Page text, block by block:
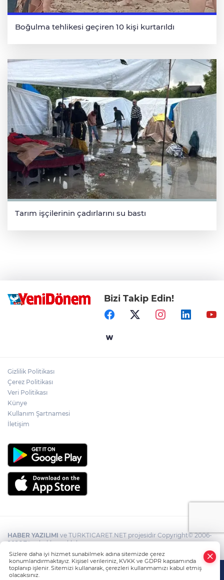
Boğulma tehlikesi geçiren 10 kişi kurtarıldı
Tarım işçilerinin çadırlarını su bastı
Bizi Takip Edin!
Gizlilik Politikası
Çerez Politikası
Veri Politikası
Künye
Kullanım Şartnamesi
İletişim
HABER YAZILIMI ve TURKTICARET.NET projesidir Copyright© 2006-
2026 Tüm hakları saklıdır.
Sizlere daha iyi hizmet sunabilmek adına sitemizde çerez
konumlandırmaktayız. Kişisel verileriniz, KVKK ve GDPR kapsamında
toplanıp işlenir. Sitemizi kullanarak, çerezleri kullanmamızı kabul etmiş
olacaksınız.